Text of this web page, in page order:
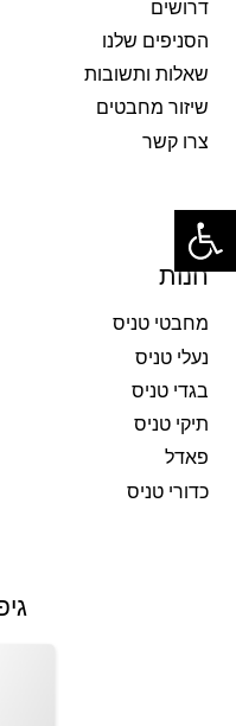
דרושים
הסניפים שלנו
שאלות ותשובות
שיזור מחבטים
צרו קשר
חנות
מחבטי טניס
נעלי טניס
בגדי טניס
תיקי טניס
פאדל
כדורי טניס
פתח סרגל